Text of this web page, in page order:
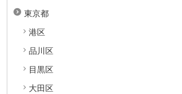
東京都
港区
品川区
目黒区
大田区